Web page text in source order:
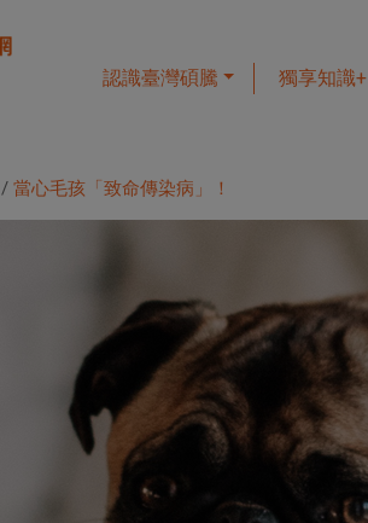
認識臺灣碩騰 獨享知識+
/ 當心毛孩「致命傳染病」！